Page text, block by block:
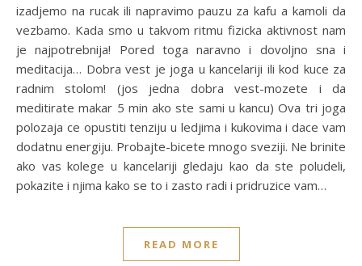
izadjemo na rucak ili napravimo pauzu za kafu a kamoli da
vezbamo. Kada smo u takvom ritmu fizicka aktivnost nam
je najpotrebnija! Pored toga naravno i dovoljno sna i
meditacija… Dobra vest je joga u kancelariji ili kod kuce za
radnim stolom! (jos jedna dobra vest-mozete i da
meditirate makar 5 min ako ste sami u kancu) Ova tri joga
polozaja ce opustiti tenziju u ledjima i kukovima i dace vam
dodatnu energiju. Probajte-bicete mnogo sveziji. Ne brinite
ako vas kolege u kancelariji gledaju kao da ste poludeli,
pokazite i njima kako se to i zasto radi i pridruzice vam…
READ MORE